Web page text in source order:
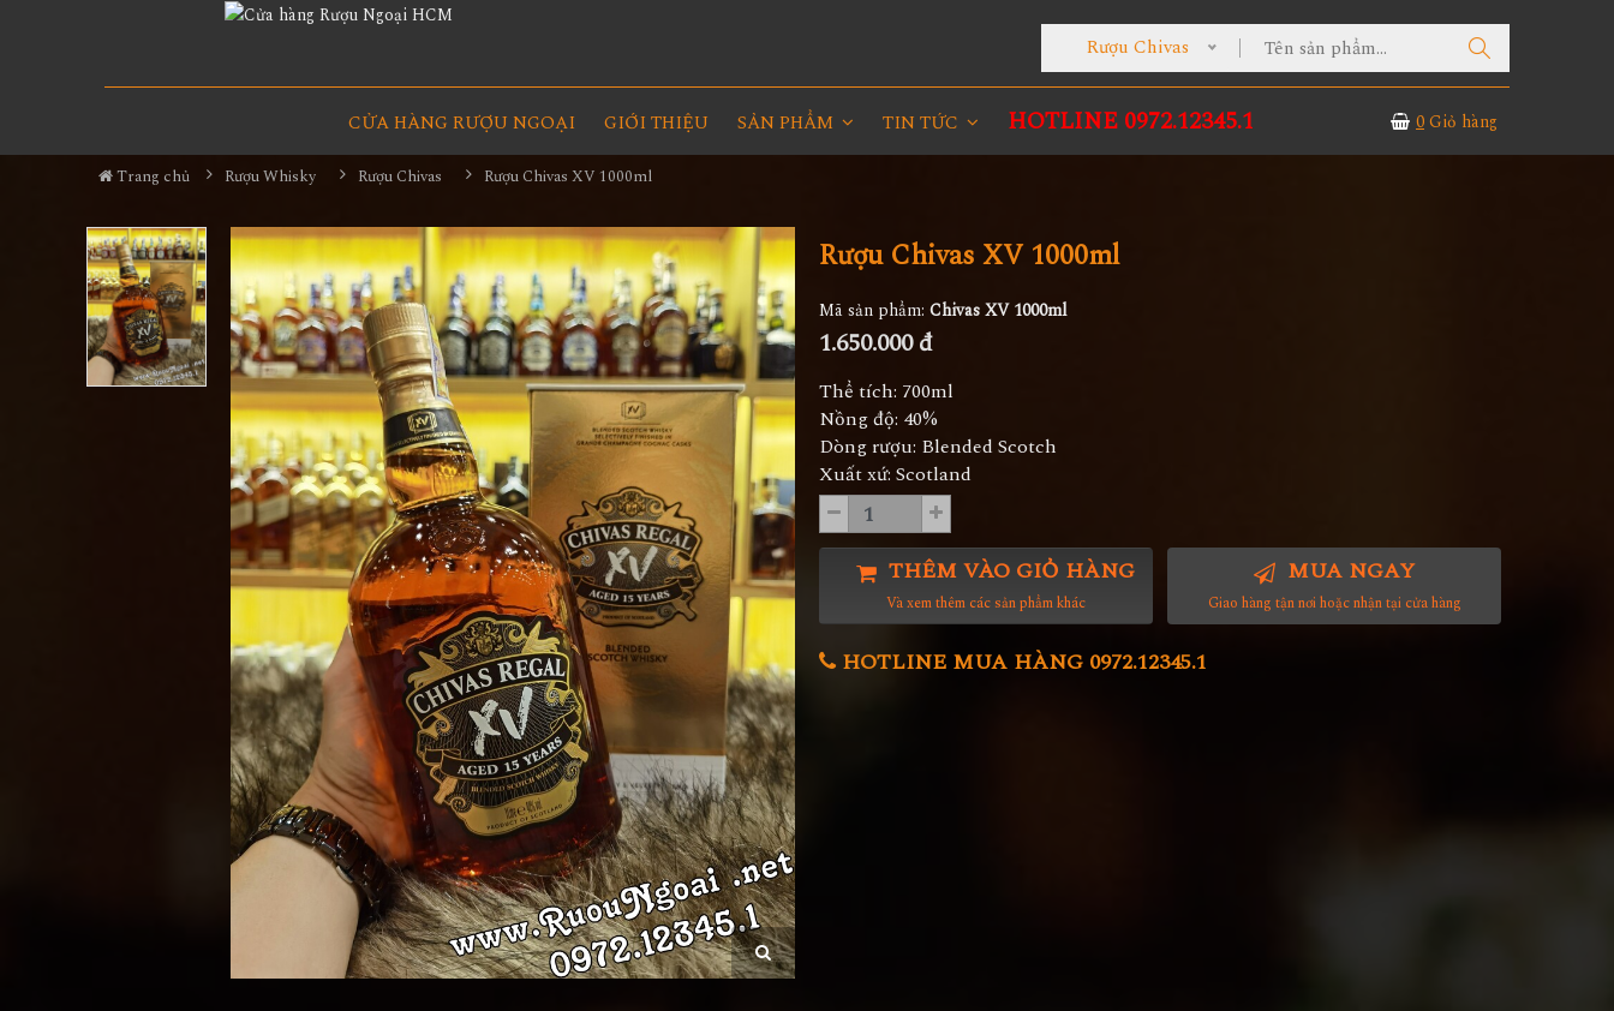
Rượu Chivas
CỬA HÀNG RƯỢU NGOẠI GIỚI THIỆU SẢN PHẨM TIN TỨC HOTLINE 0972.12345.1 0Giỏ hàng
Trang chủ Rượu Whisky Rượu Chivas Rượu Chivas XV 1000ml
Rượu Chivas XV 1000ml
Mã sản phẩm: Chivas XV 1000ml
1.650.000 đ
Thể tích: 700ml
Nồng độ: 40%
Dòng rượu: Blended Scotch
Xuất xứ: Scotland
THÊM VÀO GIỎ HÀNG
Và xem thêm các sản phẩm khác
MUA NGAY
Giao hàng tận nơi hoặc nhận tại cửa hàng
HOTLINE MUA HÀNG 0972.12345.1